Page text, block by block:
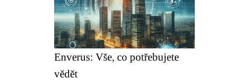
Enverus: Vše, co potřebujete
vědět